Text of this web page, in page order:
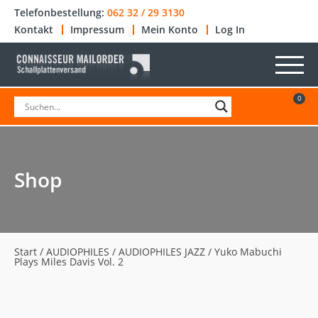
Telefonbestellung: 062 32 / 29 3130
Kontakt
Impressum Mein Konto Log In
0
Shop
Start / AUDIOPHILES / AUDIOPHILES JAZZ / Yuko Mabuchi
Plays Miles Davis Vol. 2